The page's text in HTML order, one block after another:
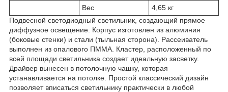
Вес
4,65 кг
Подвесной светодиодный светильник, создающий прямое
диффузное освещение. Корпус изготовлен из алюминия
(боковые стенки) и стали (тыльная сторона). Рассеиватель
выполнен из опалового ПММА. Кластер, расположенный по
всей площади светильника создает идеальную засветку.
Драйвер вынесен в потолочную чашку, которая
устанавливается на потолке. Простой классический дизайн
позволяет вписаться светильнику практически в любой